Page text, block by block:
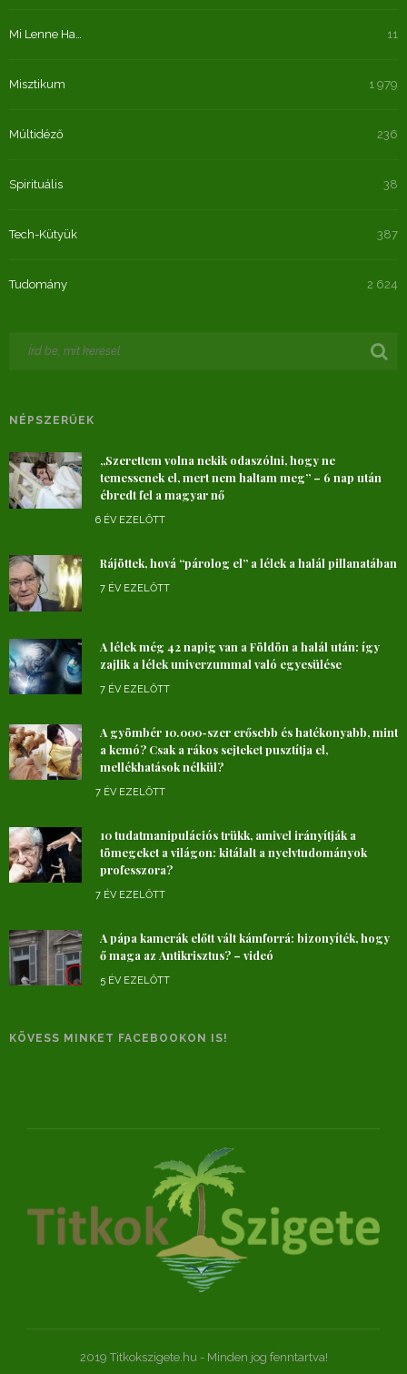
Mi Lenne Ha… 11
Misztikum 1 979
Múltidéző 236
Spirituális 38
Tech-Kütyük 387
Tudomány 2 624
NÉPSZERŰEK
„Szerettem volna nekik odaszólni, hogy ne
temessenek el, mert nem haltam meg” – 6 nap után
ébredt fel a magyar nő
6 ÉV EZELŐTT
Rájöttek, hová “párolog el” a lélek a halál pillanatában
7 ÉV EZELŐTT
A lélek még 42 napig van a Földön a halál után: így
zajlik a lélek univerzummal való egyesülése
7 ÉV EZELŐTT
A gyömbér 10.000-szer erősebb és hatékonyabb, mint
a kemó? Csak a rákos sejteket pusztítja el,
mellékhatások nélkül?
7 ÉV EZELŐTT
10 tudatmanipulációs trükk, amivel irányítják a
tömegeket a világon: kitálalt a nyelvtudományok
professzora?
7 ÉV EZELŐTT
A pápa kamerák előtt vált kámforrá: bizonyíték, hogy
ő maga az Antikrisztus? – videó
5 ÉV EZELŐTT
KÖVESS MINKET FACEBOOKON IS!
2019 Titkokszigete.hu - Minden jog fenntartva!